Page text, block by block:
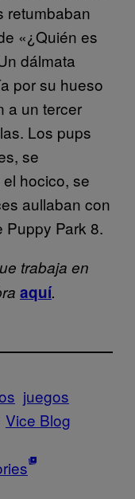
retumbaban
«¿Quién es
dálmata
por su hueso
a un tercer
Los pups
se
hocico, se
aullaban con
Puppy Park 8.
trabaja en
aquí.
juegos
Vice Blog